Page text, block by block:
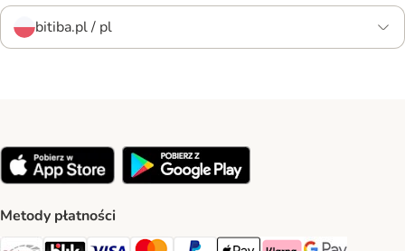
bitiba.pl / pl
Metody płatności